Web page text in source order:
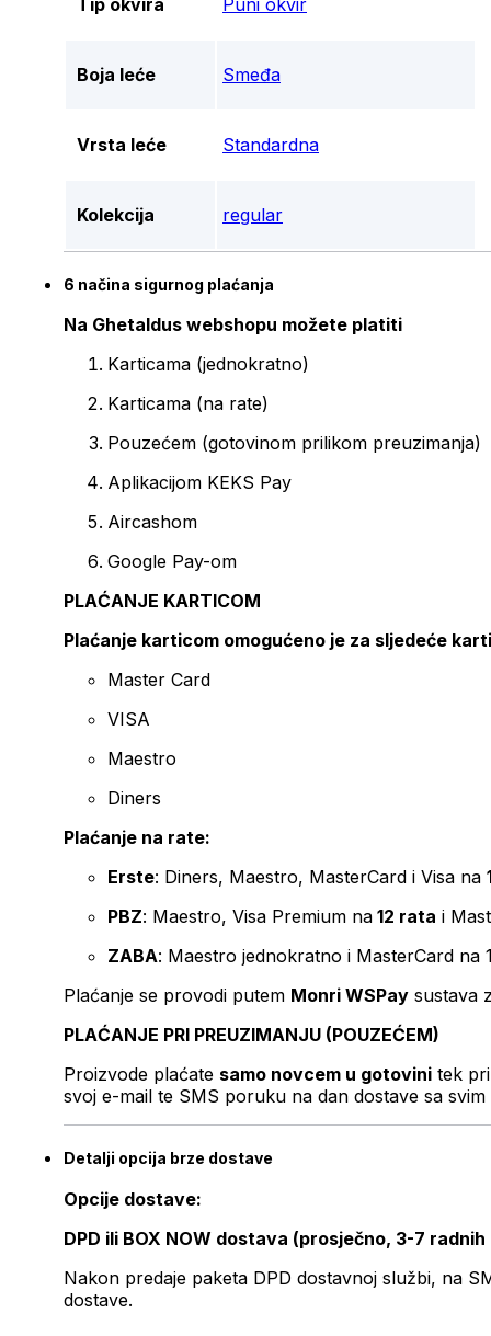
Tip okvira Puni okvir
Boja leće Smeđa
Vrsta leće Standardna
Kolekcija regular
6 načina sigurnog plaćanja
Na Ghetaldus webshopu možete platiti
Karticama (jednokratno)
Karticama (na rate)
Pouzećem (gotovinom prilikom preuzimanja)
Aplikacijom KEKS Pay
Aircashom
Google Pay-om
PLAĆANJE KARTICOM
Plaćanje karticom omogućeno je za sljedeće
Master Card
VISA
Maestro
Diners
Plaćanje na rate:
Erste: Diners, Maestro, MasterCard i Visa na
PBZ: Maestro, Visa Premium na 12 rata i
ZABA: Maestro jednokratno i MasterCard na
Plaćanje se provodi putem Monri WSPay sustava
PLAĆANJE PRI PREUZIMANJU (POUZEĆEM)
Proizvode plaćate samo novcem u gotovini tek
svoj e-mail te SMS poruku na dan dostave sa svim
Detalji opcija brze dostave
Opcije dostave:
DPD ili BOX NOW dostava (prosječno, 3-7 radnih
Nakon predaje paketa DPD dostavnoj službi, na
dostave.